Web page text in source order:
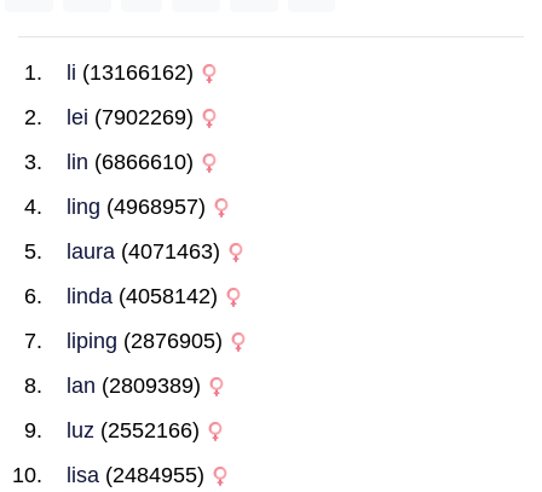
li (13166162)
lei (7902269)
lin (6866610)
ling (4968957)
laura (4071463)
linda (4058142)
liping (2876905)
lan (2809389)
luz (2552166)
lisa (2484955)